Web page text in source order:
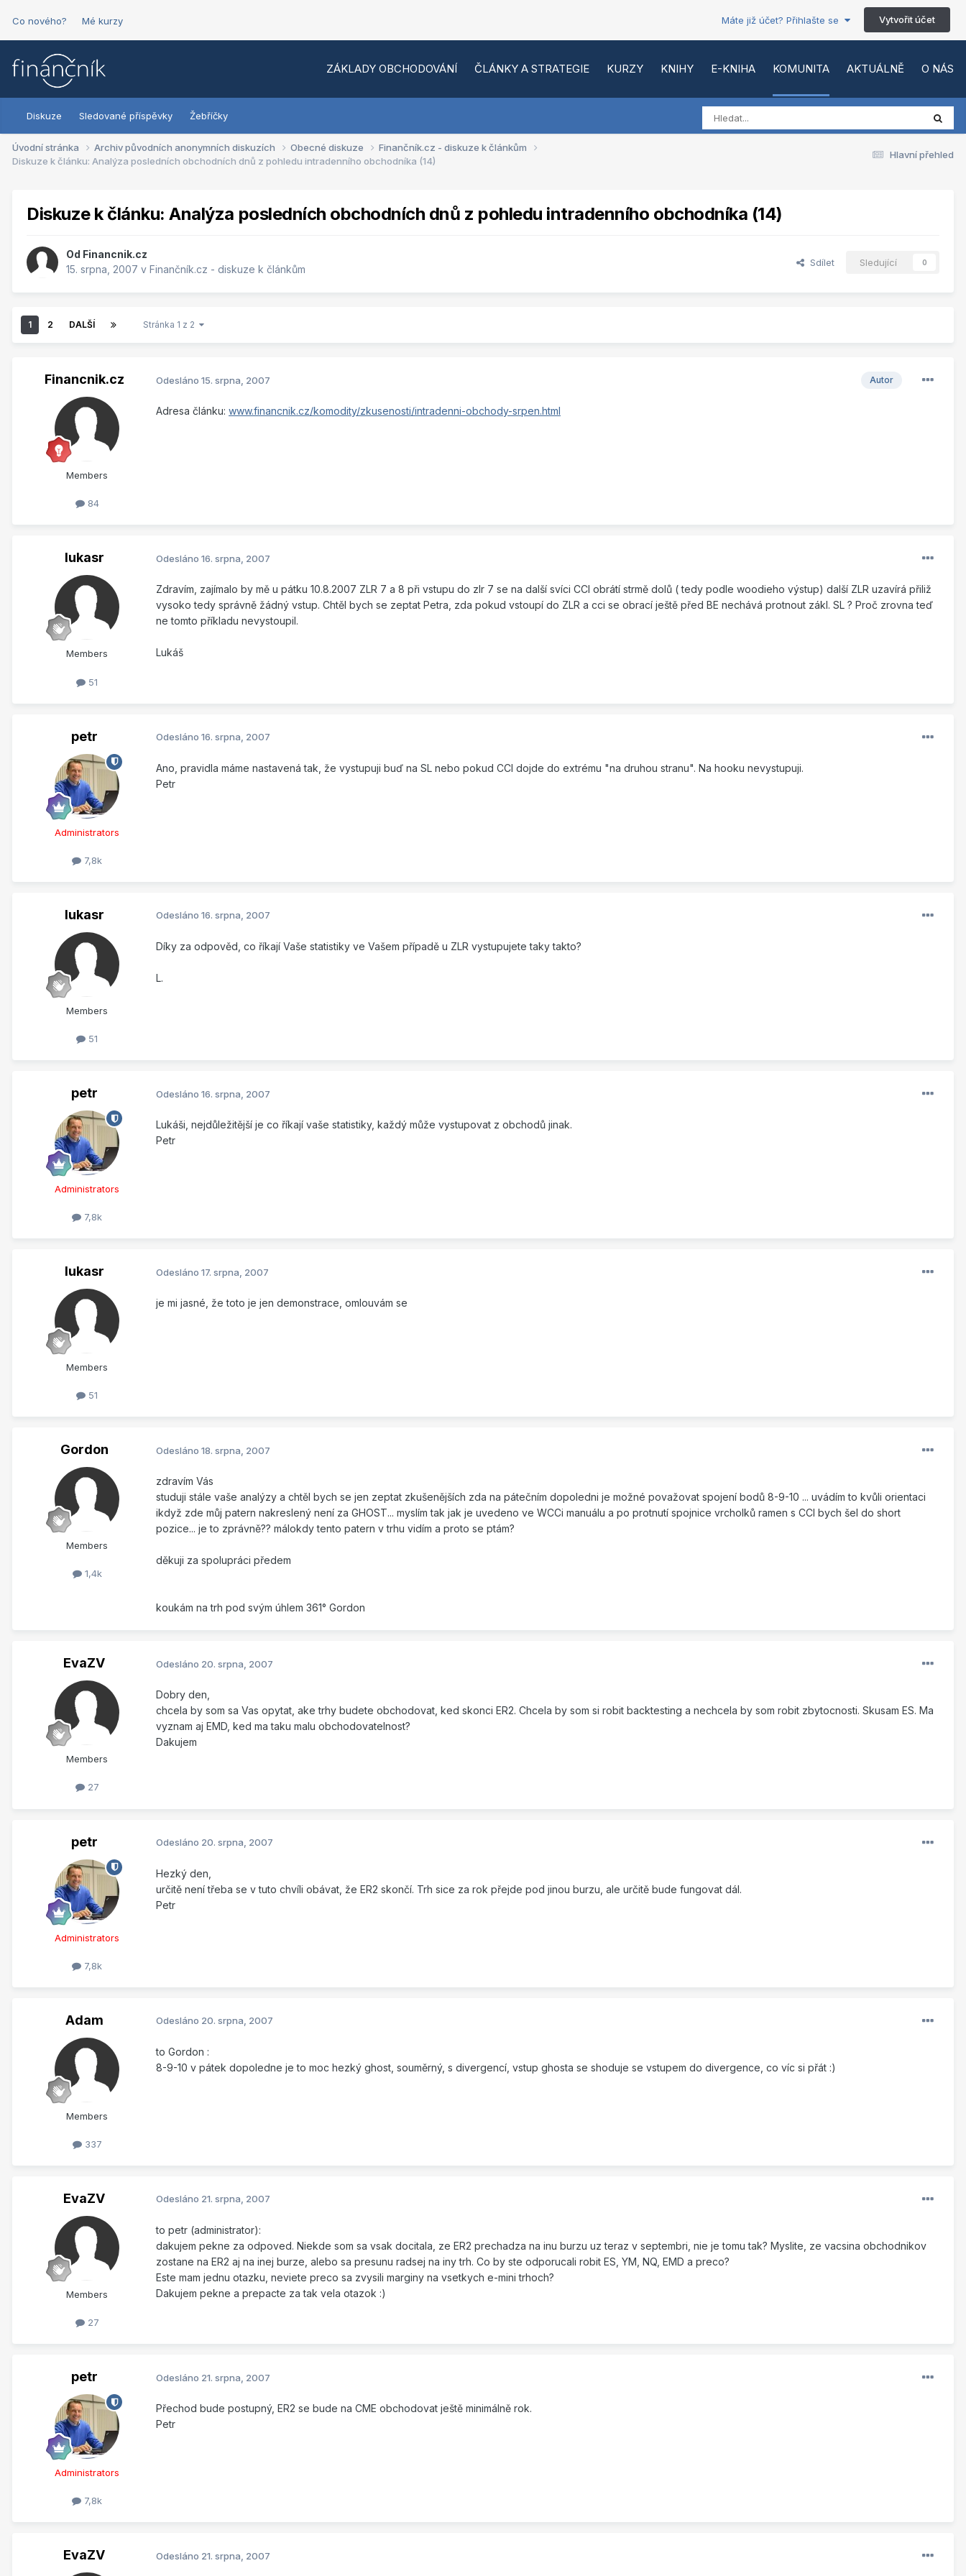
Co nového? Mé kurzy Máte již účet? Přihlašte se Vytvořit účet
ZÁKLADY OBCHODOVÁNÍ ČLÁNKY A STRATEGIE KURZY KNIHY E-KNIHA KOMUNITA AKTUÁLNĚ O NÁS
Diskuze Sledované příspěvky Žebříčky
Hlavní přehled
Úvodní stránka Archiv původních anonymních diskuzích Obecné diskuze
Finančník.cz - diskuze k článkům
Diskuze k článku: Analýza posledních obchodních dnů z pohledu intradenního obchodníka (14)
Diskuze k článku: Analýza posledních obchodních dnů z pohledu intradenního obchodníka (14)
Od Financnik.cz
15. srpna, 2007 v Finančník.cz - diskuze k článkům
Sdílet Sledující 0
1 2 DALŠÍ Stránka 1 z 2
Financnik.cz
Members
84
Autor
Odesláno 15. srpna, 2007
Adresa článku: www.financnik.cz/komodity/zkusenosti/intradenni-obchody-srpen.html
lukasr
Members
51
Odesláno 16. srpna, 2007
Zdravím, zajímalo by mě u pátku 10.8.2007 ZLR 7 a 8 při vstupu do zlr 7 se na další svíci CCI obrátí strmě dolů ( tedy podle woodieho výstup) další ZLR uzavírá přiliž
vysoko tedy správně žádný vstup. Chtěl bych se zeptat Petra, zda pokud vstoupí do ZLR a cci se obrací ještě před BE nechává protnout zákl. SL ? Proč zrovna teď
ne tomto příkladu nevystoupil.
Lukáš
petr
Administrators
7,8k
Odesláno 16. srpna, 2007
Ano, pravidla máme nastavená tak, že vystupuji buď na SL nebo pokud CCI dojde do extrému "na druhou stranu". Na hooku nevystupuji.
Petr
lukasr
Members
51
Odesláno 16. srpna, 2007
Díky za odpověd, co říkají Vaše statistiky ve Vašem případě u ZLR vystupujete taky takto?
L.
petr
Administrators
7,8k
Odesláno 16. srpna, 2007
Lukáši, nejdůležitější je co říkají vaše statistiky, každý může vystupovat z obchodů jinak.
Petr
lukasr
Members
51
Odesláno 17. srpna, 2007
je mi jasné, že toto je jen demonstrace, omlouvám se
Gordon
Members
1,4k
Odesláno 18. srpna, 2007
zdravím Vás
studuji stále vaše analýzy a chtěl bych se jen zeptat zkušenějších zda na pátečním dopoledni je možné považovat spojení bodů 8-9-10 ... uvádím to kvůli orientaci
ikdyž zde můj patern nakreslený není za GHOST... myslím tak jak je uvedeno ve WCCi manuálu a po protnutí spojnice vrcholků ramen s CCI bych šel do short
pozice... je to zprávně?? málokdy tento patern v trhu vidím a proto se ptám?
děkuji za spolupráci předem
koukám na trh pod svým úhlem 361° Gordon
EvaZV
Members
27
Odesláno 20. srpna, 2007
Dobry den,
chcela by som sa Vas opytat, ake trhy budete obchodovat, ked skonci ER2. Chcela by som si robit backtesting a nechcela by som robit zbytocnosti. Skusam ES. Ma
vyznam aj EMD, ked ma taku malu obchodovatelnost?
Dakujem
petr
Administrators
7,8k
Odesláno 20. srpna, 2007
Hezký den,
určitě není třeba se v tuto chvíli obávat, že ER2 skončí. Trh sice za rok přejde pod jinou burzu, ale určitě bude fungovat dál.
Petr
Adam
Members
337
Odesláno 20. srpna, 2007
to Gordon :
8-9-10 v pátek dopoledne je to moc hezký ghost, souměrný, s divergencí, vstup ghosta se shoduje se vstupem do divergence, co víc si přát :)
EvaZV
Members
27
Odesláno 21. srpna, 2007
to petr (administrator):
dakujem pekne za odpoved. Niekde som sa vsak docitala, ze ER2 prechadza na inu burzu uz teraz v septembri, nie je tomu tak? Myslite, ze vacsina obchodnikov
zostane na ER2 aj na inej burze, alebo sa presunu radsej na iny trh. Co by ste odporucali robit ES, YM, NQ, EMD a preco?
Este mam jednu otazku, neviete preco sa zvysili marginy na vsetkych e-mini trhoch?
Dakujem pekne a prepacte za tak vela otazok :)
petr
Administrators
7,8k
Odesláno 21. srpna, 2007
Přechod bude postupný, ER2 se bude na CME obchodovat ještě minimálně rok.
Petr
EvaZV Odesláno 21. srpna, 2007